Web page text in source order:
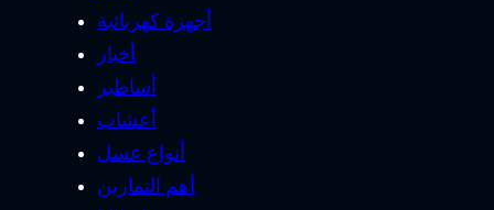
أجهزة كهربائية
أخبار
أساطير
أعشاب
أنواع عسل
أهم التمارين